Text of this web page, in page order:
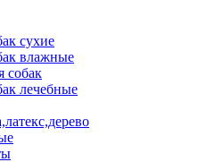
сухие
влажные
собак
лечебные